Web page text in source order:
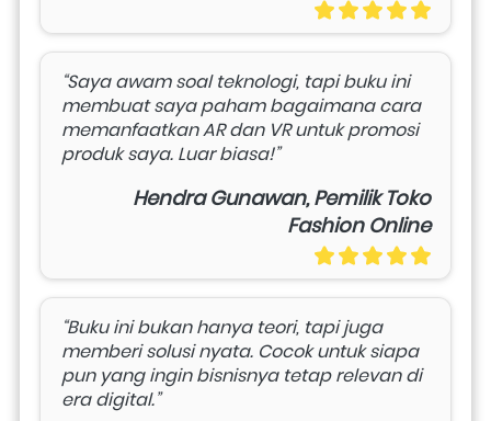
“Saya awam soal teknologi, tapi buku ini
membuat saya paham bagaimana cara
memanfaatkan AR dan VR untuk promosi
produk saya. Luar biasa!”
Hendra Gunawan, Pemilik Toko
Fashion Online
“Buku ini bukan hanya teori, tapi juga
memberi solusi nyata. Cocok untuk siapa
pun yang ingin bisnisnya tetap relevan di
era digital.”